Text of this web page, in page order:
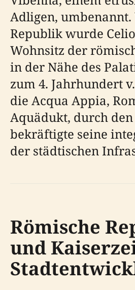
Adligen,
Republik wurde
Wohnsitz der
in der Nähe des
zum 4. Jahrhundert
die Acqua Appia,
Aquädukt, durch
bekräftigte seine
der städtischen
Römische
und